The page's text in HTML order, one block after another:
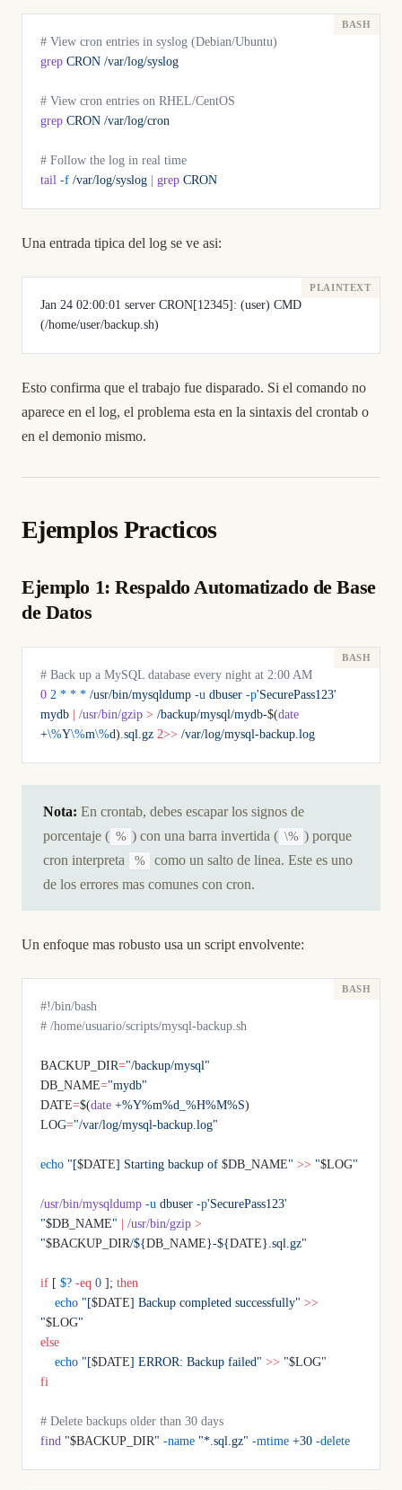
# View cron entries in syslog (Debian/Ubuntu)
grep CRON /var/log/syslog
# View cron entries on RHEL/CentOS
grep CRON /var/log/cron
# Follow the log in real time
tail -f /var/log/syslog grep CRON
Una entrada tipica del log se ve asi:
Jan 24 02:00:01 server CRON[12345]: (user) CMD
(/home/user/backup.sh)
Esto confirma que el trabajo fue disparado. Si el comando no
aparece en el log, el problema esta en la sintaxis del crontab o
en el demonio mismo.
Ejemplos Practicos
Ejemplo 1: Respaldo Automatizado de Base
de Datos
# Back up a MySQL database every night at 2:00 AM
0 2 * * * /usr/bin/mysqldump -u dbuser -p'SecurePass123'
mydb
/usr/bin/gzip > /backup/mysql/mydb-$(date
+\%Y\%m\%d) .sql.gz 2>> /var/log/mysql-backup.log
Nota: En crontab, debes escapar los signos de
porcentaje ( % ) con una barra invertida ( \% ) porque
cron interpreta
%
como un salto de linea. Este es uno
de los errores mas comunes con cron.
Un enfoque mas robusto usa un script envolvente:
#!/bin/bash
# /home/usuario/scripts/mysql-backup.sh
BACKUP_DIR="/backup/mysql"
DB_NAME="mydb"
DATE=$(date +%Y%m%d_%H%M%S)
LOG="/var/log/mysql-backup.log"
echo "[$DATE] Starting backup of $DB_NAME" >> "$LOG"
/usr/bin/mysqldump -u dbuser -p'SecurePass123'
"$DB_NAME" /usr/bin/gzip >
"$BACKUP_DIR/${DB_NAME}-${DATE}.sql.gz"
if [ $? -eq 0 ]; then
    echo
"[$DATE] Backup completed successfully" >>
"$LOG"
else
    echo
"[$DATE] ERROR: Backup failed" >> "$LOG"
fi
# Delete backups older than 30 days
find "$BACKUP_DIR" -name "*.sql.gz" -mtime +30 -delete